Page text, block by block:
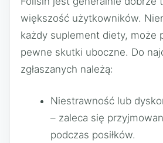
większość użytkowników.
każdy suplement diety, może
pewne skutki uboczne. Do
zgłaszanych należą:
Niestrawność lub
– zaleca się
podczas posiłków.